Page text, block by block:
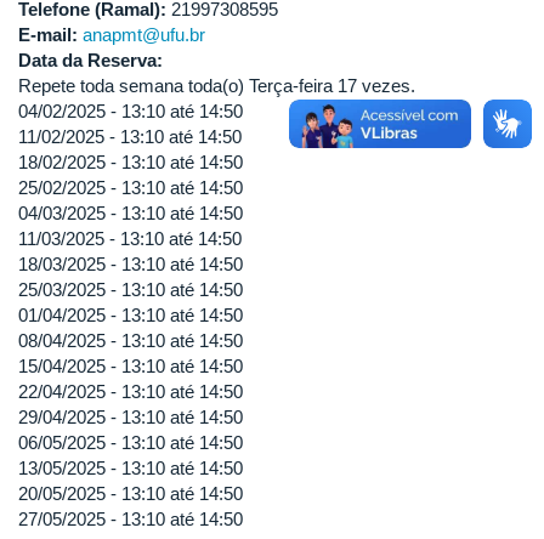
Telefone (Ramal): 21997308595
E-mail: anapmt@ufu.br
Data da Reserva:
Repete toda semana toda(o) Terça-feira 17 vezes.
04/02/2025 - 13:10 até 14:50
11/02/2025 - 13:10 até 14:50
18/02/2025 - 13:10 até 14:50
25/02/2025 - 13:10 até 14:50
04/03/2025 - 13:10 até 14:50
11/03/2025 - 13:10 até 14:50
18/03/2025 - 13:10 até 14:50
25/03/2025 - 13:10 até 14:50
01/04/2025 - 13:10 até 14:50
08/04/2025 - 13:10 até 14:50
15/04/2025 - 13:10 até 14:50
22/04/2025 - 13:10 até 14:50
29/04/2025 - 13:10 até 14:50
06/05/2025 - 13:10 até 14:50
13/05/2025 - 13:10 até 14:50
20/05/2025 - 13:10 até 14:50
27/05/2025 - 13:10 até 14:50